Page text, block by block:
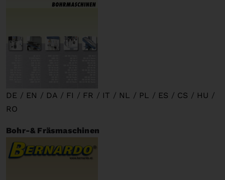
DE / EN / DA / FI / FR / IT / NL / PL / ES / CS / HU /
RO
Bohr-& Fräsmaschinen